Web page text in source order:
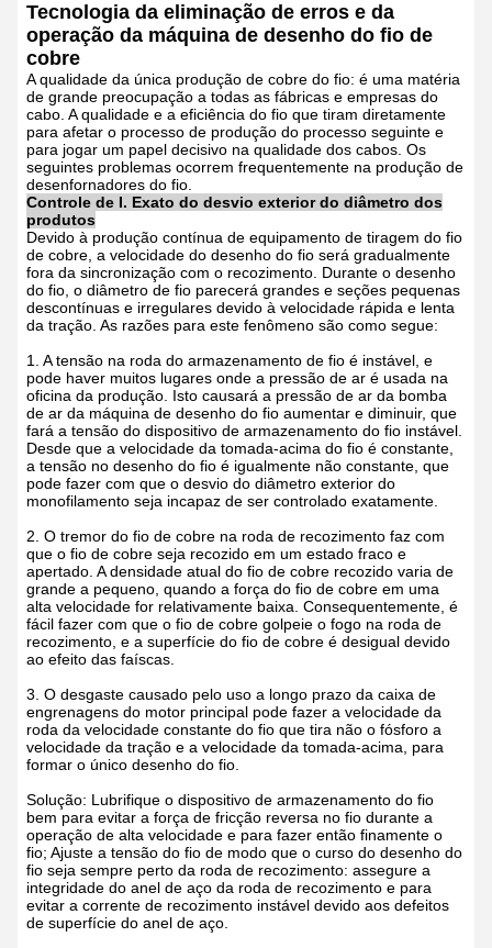
Tecnologia da eliminação de erros e da
operação da máquina de desenho do fio de
cobre
A qualidade da única produção de cobre do fio: é uma matéria
de grande preocupação a todas as fábricas e empresas do
cabo. A qualidade e a eficiência do fio que tiram diretamente
para afetar o processo de produção do processo seguinte e
para jogar um papel decisivo na qualidade dos cabos. Os
seguintes problemas ocorrem frequentemente na produção de
desenfornadores do fio.
Controle de I. Exato do desvio exterior do diâmetro dos
produtos
Devido à produção contínua de equipamento de tiragem do fio
de cobre, a velocidade do desenho do fio será gradualmente
fora da sincronização com o recozimento. Durante o desenho
do fio, o diâmetro de fio parecerá grandes e seções pequenas
descontínuas e irregulares devido à velocidade rápida e lenta
da tração. As razões para este fenômeno são como segue:
1. A tensão na roda do armazenamento de fio é instável, e
pode haver muitos lugares onde a pressão de ar é usada na
oficina da produção. Isto causará a pressão de ar da bomba
de ar da máquina de desenho do fio aumentar e diminuir, que
fará a tensão do dispositivo de armazenamento do fio instável.
Desde que a velocidade da tomada-acima do fio é constante,
a tensão no desenho do fio é igualmente não constante, que
pode fazer com que o desvio do diâmetro exterior do
monofilamento seja incapaz de ser controlado exatamente.
2. O tremor do fio de cobre na roda de recozimento faz com
que o fio de cobre seja recozido em um estado fraco e
apertado. A densidade atual do fio de cobre recozido varia de
grande a pequeno, quando a força do fio de cobre em uma
alta velocidade for relativamente baixa. Consequentemente, é
fácil fazer com que o fio de cobre golpeie o fogo na roda de
recozimento, e a superfície do fio de cobre é desigual devido
ao efeito das faíscas.
3. O desgaste causado pelo uso a longo prazo da caixa de
engrenagens do motor principal pode fazer a velocidade da
roda da velocidade constante do fio que tira não o fósforo a
velocidade da tração e a velocidade da tomada-acima, para
formar o único desenho do fio.
Solução: Lubrifique o dispositivo de armazenamento do fio
bem para evitar a força de fricção reversa no fio durante a
operação de alta velocidade e para fazer então finamente o
fio; Ajuste a tensão do fio de modo que o curso do desenho do
fio seja sempre perto da roda de recozimento: assegure a
integridade do anel de aço da roda de recozimento e para
evitar a corrente de recozimento instável devido aos defeitos
de superfície do anel de aço.